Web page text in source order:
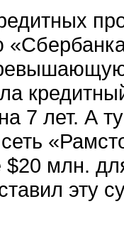
7 лет. А
$20 млн.
эту